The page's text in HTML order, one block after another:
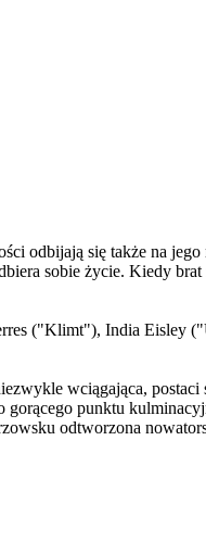
odbijają się także na
sobie życie. Kiedy
("Klimt"), India Eisley
wciągająca,
punktu
odtworzona